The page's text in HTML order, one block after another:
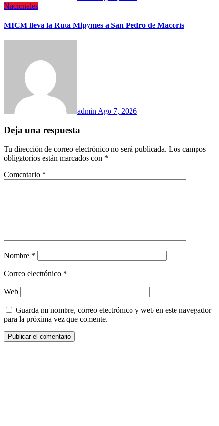
Nacionales
MICM lleva la Ruta Mipymes a San Pedro de Macorís
admin Ago 7, 2026
Deja una respuesta
Tu dirección de correo electrónico no será publicada. Los campos
obligatorios están marcados con *
Comentario *
Nombre *
Correo electrónico *
Web
Guarda mi nombre, correo electrónico y web en este navegador
para la próxima vez que comente.